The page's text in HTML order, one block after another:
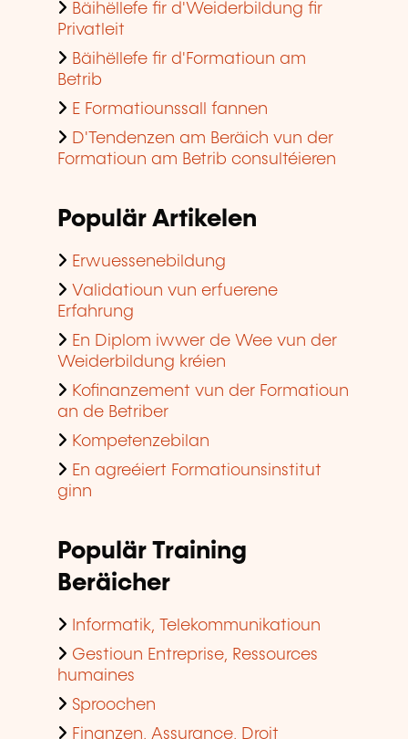
Bäihëllefe fir d'Weiderbildung fir
Privatleit
Bäihëllefe fir d'Formatioun am
Betrib
E Formatiounssall fannen
D'Tendenzen am Beräich vun der
Formatioun am Betrib consultéieren
Populär Artikelen
Erwuessenebildung
Validatioun vun erfuerene
Erfahrung
En Diplom iwwer de Wee vun der
Weiderbildung kréien
Kofinanzement vun der Formatioun
an de Betriber
Kompetenzebilan
En agreéiert Formatiounsinstitut
ginn
Populär Training
Beräicher
Informatik, Telekommunikatioun
Gestioun Entreprise, Ressources
humaines
Sproochen
Finanzen, Assurance, Droit